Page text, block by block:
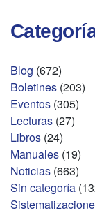
Blog (672)
Boletines (203)
Eventos (305)
Lecturas (27)
Libros (24)
Manuales (19)
Noticias (663)
Sin categoría